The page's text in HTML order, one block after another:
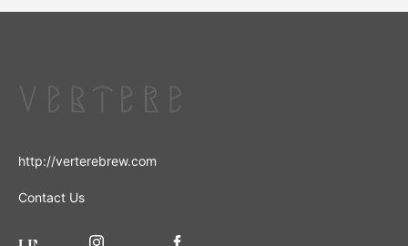
http://verterebrew.com
Contact Us